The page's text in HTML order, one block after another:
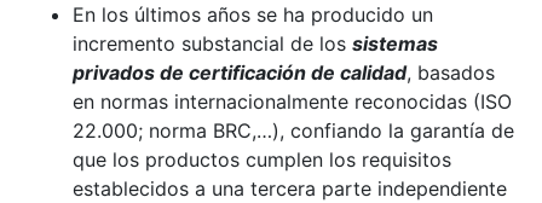
En los últimos años se ha producido un
incremento substancial de los sistemas
privados de certificación de calidad, basados
en normas internacionalmente reconocidas (ISO
22.000; norma BRC,…), confiando la garantía de
que los productos cumplen los requisitos
establecidos a una tercera parte independiente